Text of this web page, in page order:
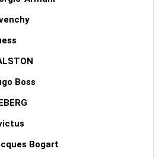
Boss
Bogart